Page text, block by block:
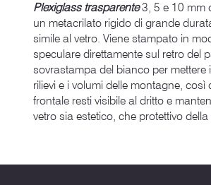
Plexiglass trasparente3, 5 e 10 mm
un metacrilato rigido di grande
simile al vetro. Viene stampato in
speculare direttamente sul retro del
sovrastampa del bianco per mettere
rilievi e i volumi delle montagne, così
frontale resti visibile al dritto e
vetro sia estetico, che protettivo